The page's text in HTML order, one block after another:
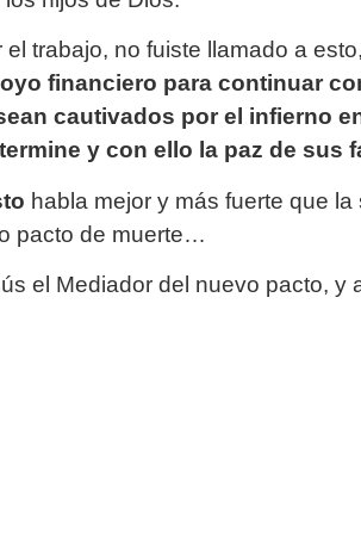
trabajo, no fuiste llamado a
financiero para continuar
cautivados por el infierno
y con ello la paz de sus
habla mejor y más fuerte que
pacto de muerte…
el Mediador del nuevo pacto, y